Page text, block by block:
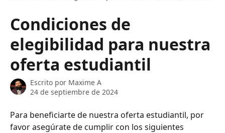
Condiciones de
elegibilidad para nuestra
oferta estudiantil
Escrito por Maxime A
24 de septiembre de 2024
Para beneficiarte de nuestra oferta estudiantil, por
favor asegúrate de cumplir con los siguientes